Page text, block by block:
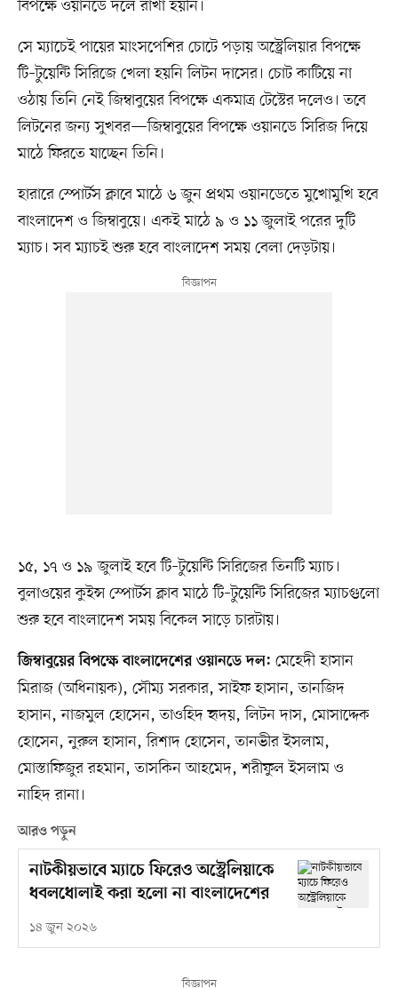
বিপক্ষে ওয়ানডে দলে রাখা হয়নি।
সে ম্যাচেই পায়ের মাংসপেশির চোটে পড়ায় অস্ট্রেলিয়ার বিপক্ষে
টি–টুয়েন্টি সিরিজে খেলা হয়নি লিটন দাসের। চোট কাটিয়ে না
ওঠায় তিনি নেই জিম্বাবুয়ের বিপক্ষে একমাত্র টেস্টের দলেও। তবে
লিটনের জন্য সুখবর—জিম্বাবুয়ের বিপক্ষে ওয়ানডে সিরিজ দিয়ে
মাঠে ফিরতে যাচ্ছেন তিনি।
হারারে স্পোর্টস ক্লাবে মাঠে ৬ জুন প্রথম ওয়ানডেতে মুখোমুখি হবে
বাংলাদেশ ও জিম্বাবুয়ে। একই মাঠে ৯ ও ১১ জুলাই পরের দুটি
ম্যাচ। সব ম্যাচই শুরু হবে বাংলাদেশ সময় বেলা দেড়টায়।
১৫, ১৭ ও ১৯ জুলাই হবে টি–টুয়েন্টি সিরিজের তিনটি ম্যাচ।
বুলাওয়ের কুইন্স স্পোর্টস ক্লাব মাঠে টি–টুয়েন্টি সিরিজের ম্যাচগুলো
শুরু হবে বাংলাদেশ সময় বিকেল সাড়ে চারটায়।
জিম্বাবুয়ের বিপক্ষে বাংলাদেশের ওয়ানডে দল: মেহেদী হাসান
মিরাজ (অধিনায়ক), সৌম্য সরকার, সাইফ হাসান, তানজিদ
হাসান, নাজমুল হোসেন, তাওহিদ হৃদয়, লিটন দাস, মোসাদ্দেক
হোসেন, নুরুল হাসান, রিশাদ হোসেন, তানভীর ইসলাম,
মোস্তাফিজুর রহমান, তাসকিন আহমেদ, শরীফুল ইসলাম ও
নাহিদ রানা।
আরও পড়ুন
নাটকীয়ভাবে ম্যাচে ফিরেও অস্ট্রেলিয়াকে
ধবলধোলাই করা হলো না বাংলাদেশের
১৪ জুন ২০২৬